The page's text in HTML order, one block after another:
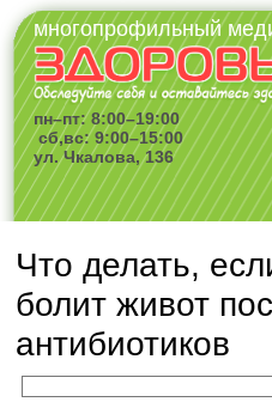
многопрофильный
пн–пт: 8:00–19:00
сб,вс: 9:00–15:00
ул. Чкалова, 136
Что делать,
болит живот
антибиотиков